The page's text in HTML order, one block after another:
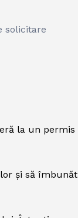
solicitare
la un
și să